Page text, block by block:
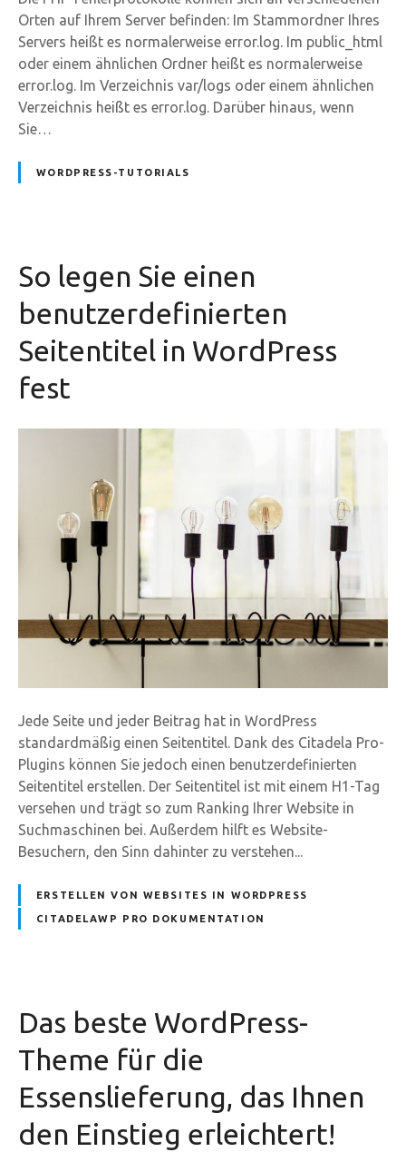
Orten auf Ihrem Server befinden: Im Stammordner Ihres
Servers heißt es normalerweise error.log. Im public_html
oder einem ähnlichen Ordner heißt es normalerweise
error.log. Im Verzeichnis var/logs oder einem ähnlichen
Verzeichnis heißt es error.log. Darüber hinaus, wenn
Sie…
WORDPRESS-TUTORIALS
So legen Sie einen
benutzerdefinierten
Seitentitel in WordPress
fest
Jede Seite und jeder Beitrag hat in WordPress
standardmäßig einen Seitentitel. Dank des Citadela Pro-
Plugins können Sie jedoch einen benutzerdefinierten
Seitentitel erstellen. Der Seitentitel ist mit einem H1-Tag
versehen und trägt so zum Ranking Ihrer Website in
Suchmaschinen bei. Außerdem hilft es Website-
Besuchern, den Sinn dahinter zu verstehen...
ERSTELLEN VON WEBSITES IN WORDPRESS
CITADELAWP PRO DOKUMENTATION
Das beste WordPress-
Theme für die
Essenslieferung, das Ihnen
den Einstieg erleichtert!